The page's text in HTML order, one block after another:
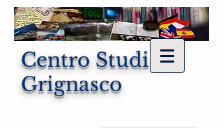
Centro Studi di
Grignasco